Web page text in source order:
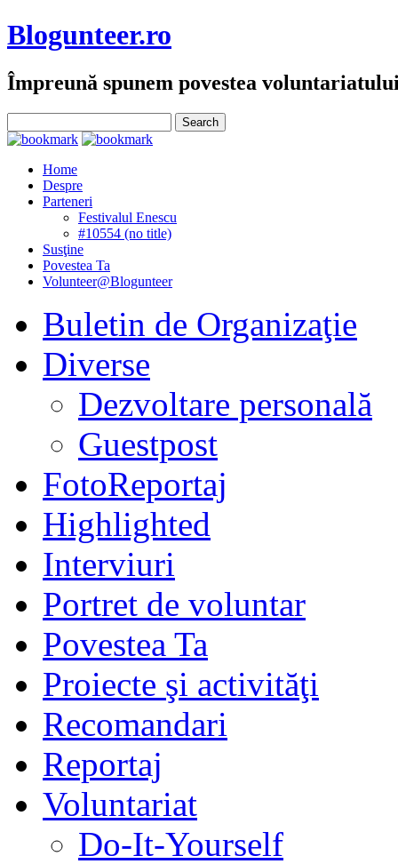
Blogunteer.ro
Împreună spunem povestea
Home
Despre
Parteneri
Festivalul Enescu
#10554 (no title)
Susţine
Povestea Ta
Volunteer@Blogunteer
Buletin de Organizaţie
Diverse
Dezvoltare personală
Guestpost
FotoReportaj
Highlighted
Interviuri
Portret de voluntar
Povestea Ta
Proiecte şi activităţi
Recomandari
Reportaj
Voluntariat
Do-It-Yourself